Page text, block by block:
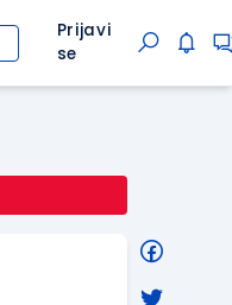
Prijavi
se